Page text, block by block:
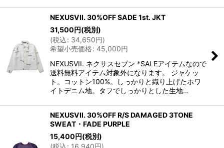
NEXUSVII. 30%OFF SADE 1st. JKT
31,500円(税別)
(税込: 34,650円)
希望小売価格: 45,000円
NEXUSVII. ネクサスセブン *SALEアイテムなので
送料無料アイテム対象外になります。 ジャケッ
ト。コットン100%。しっかりと織り上げたホワ
イトデニム地。タフでしっかりとした生地…
NEXUSVII. 30%OFF R/S DAMAGED 3TONE
SWEAT・FADE PURPLE
15,400円(税別)
(税込: 16,940円)